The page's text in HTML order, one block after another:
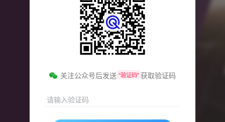
关注公众号后发送 “验证码” 获取验证码
请输入验证码